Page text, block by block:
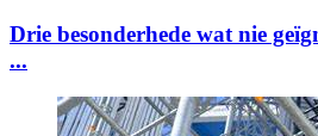
Drie besonderhede wat nie
...